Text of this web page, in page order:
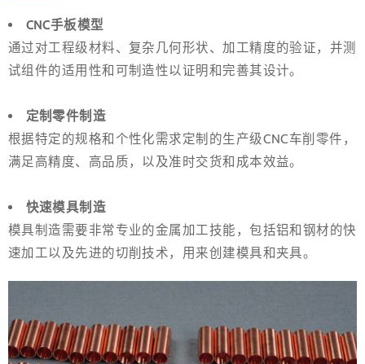
CNC手板模型
通过对工程级材料、复杂几何形状、加工精度的验证，并测
试组件的适用性和可制造性以证明和完善其设计。
定制零件制造
根据特定的规格和个性化需求定制的生产级CNC车削零件，
满足高精度、高品质，以及准时交货和成本效益。
快速模具制造
模具制造需要非常专业的金属加工技能，包括铝和钢材的快
速加工以及先进的切削技术，用来创建模具和夹具。